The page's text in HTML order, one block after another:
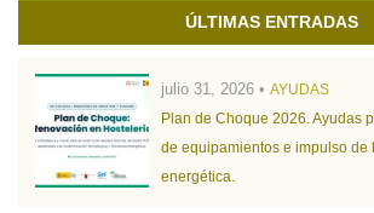
ÚLTIMAS ENTRADAS
julio 31, 2026 • AYUDAS
Plan de Choque 2026. Ayudas
de equipamientos e impulso de
energética.